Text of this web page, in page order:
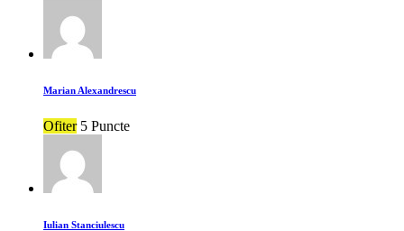
Marian Alexandrescu
Ofiter 5 Puncte
Iulian Stanciulescu